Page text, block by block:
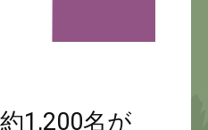
1,200名が